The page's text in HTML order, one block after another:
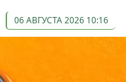
06 АВГУСТА 2026 10:16